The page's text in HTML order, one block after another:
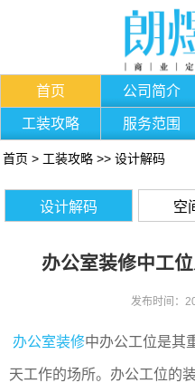
首页 公司简介
工装攻略 服务范围
首页 > 工装攻略 >> 设计解码
设计解码 空
办公室装修中工
发布时间：
办公室装修中办公工位是其
天工作的场所。办公工位的